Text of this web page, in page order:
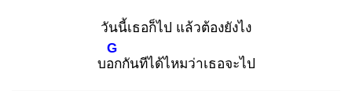
วันนี้เธอก็ไป แล้วต้องยังไง
บอก
G
กันทีได้ไหมว่าเธอจะไป